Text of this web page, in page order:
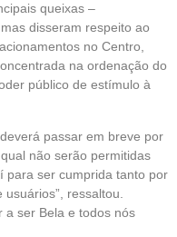
queixas –
disseram respeito ao
no Centro,
na ordenação do
público de estímulo à
passar em breve por
não serão permitidas
para ser cumprida tanto por
ressaltou.
a ser Bela e todos nós